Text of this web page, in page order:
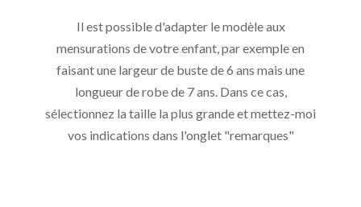
Il est possible d'adapter le modèle aux
mensurations de votre enfant, par exemple en
faisant une largeur de buste de 6 ans mais une
longueur de robe de 7 ans. Dans ce cas,
sélectionnez la taille la plus grande et mettez-moi
vos indications dans l'onglet "remarques"